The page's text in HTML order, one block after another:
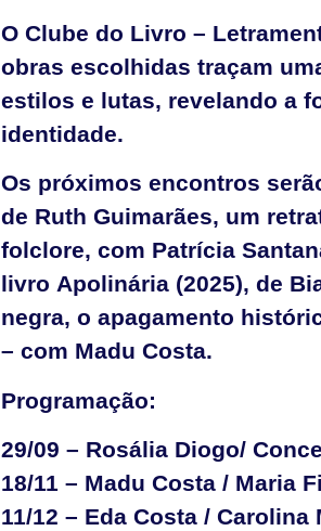
O Clube do Livro –
obras escolhidas traçam
estilos e lutas, revelando a
identidade.
Os próximos encontros
de Ruth Guimarães, um
folclore, com Patrícia
livro Apolinária (2025), de
negra, o apagamento
– com Madu Costa.
Programação:
29/09 – Rosália Diogo/
18/11 – Madu Costa / Maria
11/12 – Eda Costa / Carolina